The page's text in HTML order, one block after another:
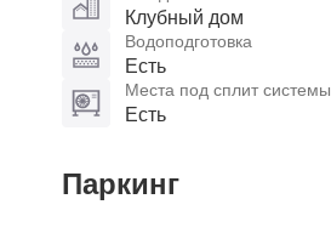
Клубный дом
Водоподготовка
Есть
Места под сплит системы
Есть
Паркинг